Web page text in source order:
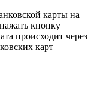
карты на
кнопку
происходит через
карт